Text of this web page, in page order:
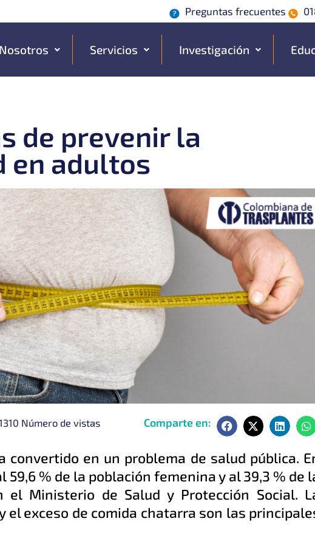
Preguntas frecuentes
Nosotros Servicios Investigación
de prevenir la
en adultos
Número de vistas Comparte en:
convertido en un problema de salud pública.
59,6 % de la población femenina y al 39,3 % de
el Ministerio de Salud y Protección Social.
el exceso de comida chatarra son las